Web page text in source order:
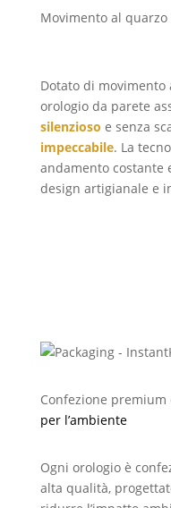
Movimento al
Dotato di
orologio da parete
silenzioso e senza
impeccabile. La
andamento costante
design artigianale e
Confezione premium
per l’ambiente
Ogni orologio è
alta qualità,